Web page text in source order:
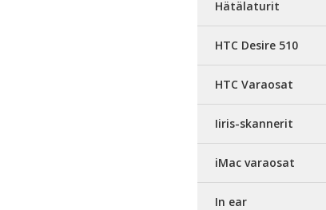
Hätälaturit
HTC Desire 510
HTC Varaosat
Iiris-skannerit
iMac varaosat
In ear